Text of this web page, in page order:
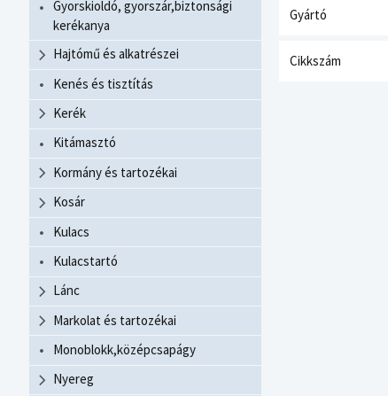
Gyorskioldó, gyorszár,biztonsági
kerékanya
Hajtómű és alkatrészei
Kenés és tisztítás
Kerék
Kitámasztó
Kormány és tartozékai
Kosár
Kulacs
Kulacstartó
Lánc
Markolat és tartozékai
Monoblokk,középcsapágy
Nyereg
Gyártó
Cikkszám